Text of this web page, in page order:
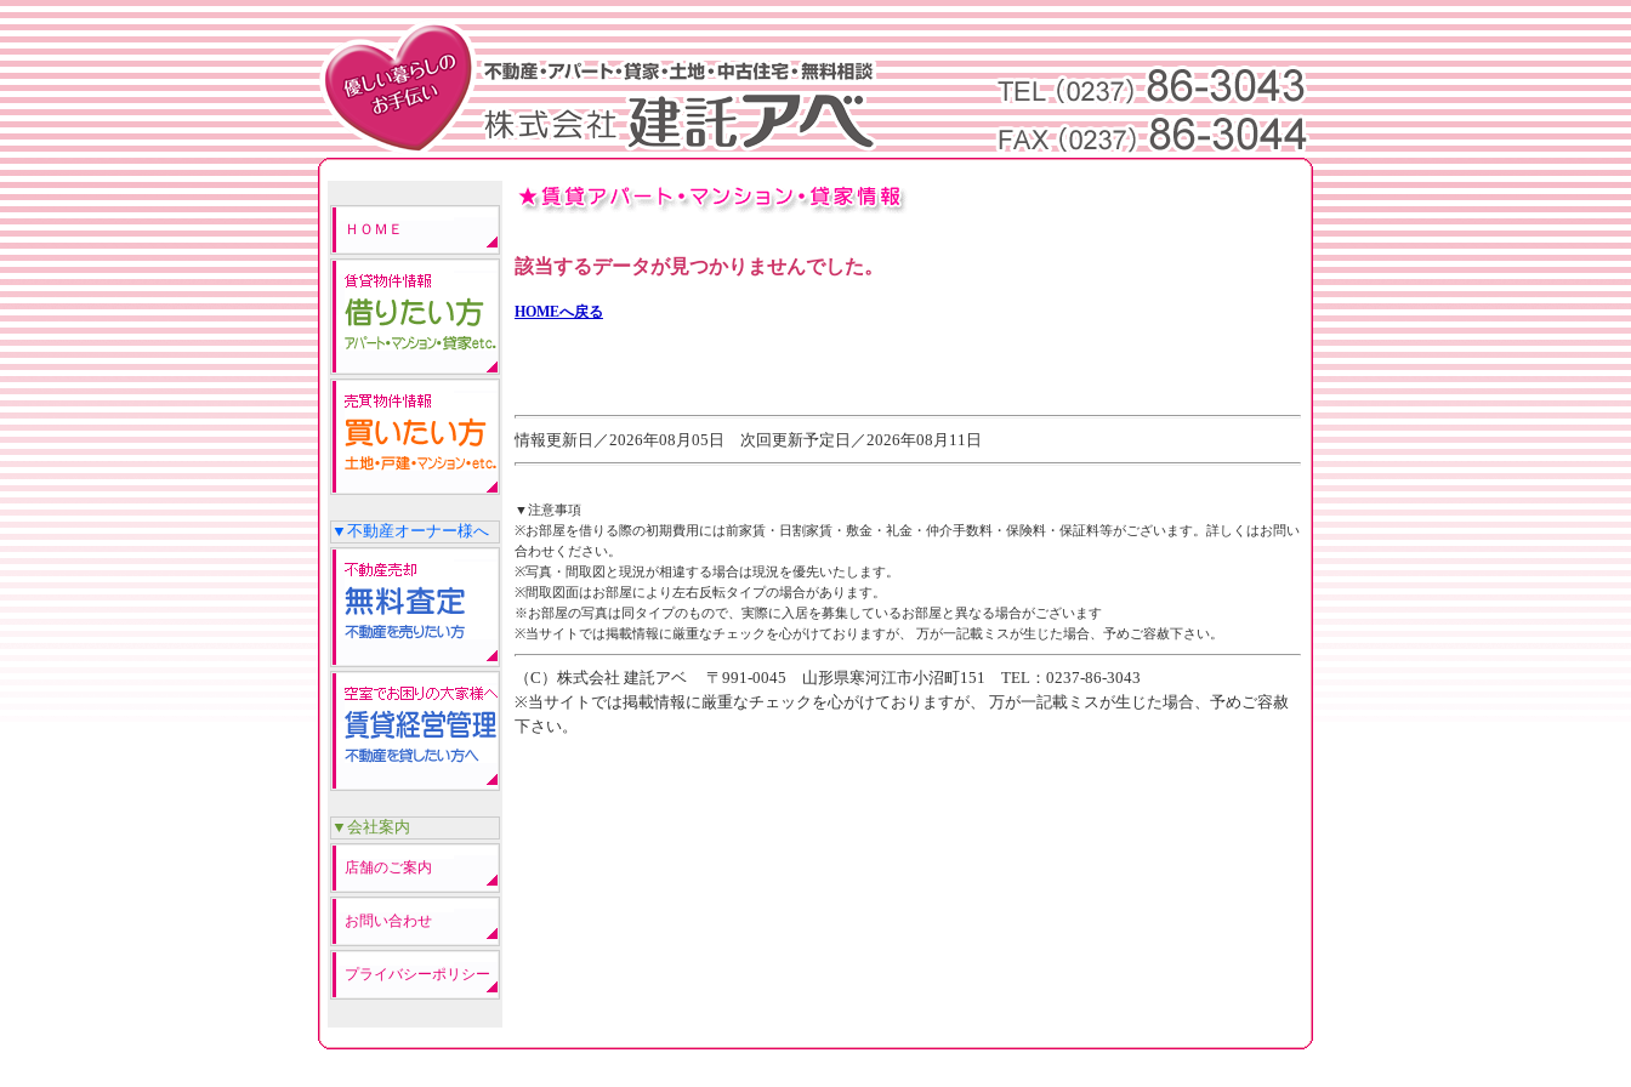
ＨＯＭＥ
▼不動産オーナー様へ
▼会社案内
店舗のご案内
お問い合わせ
プライバシーポリシー
該当するデータが見つかりませんでした。
HOMEへ戻る
情報更新日／2026年08月05日 次回更新予定日／2026年08月11日
▼注意事項
※お部屋を借りる際の初期費用には前家賃・日割家賃・敷金・礼金・仲介手数料・保険料・保証料等がございます。詳しくはお問い
合わせください。
※写真・間取図と現況が相違する場合は現況を優先いたします。
※間取図面はお部屋により左右反転タイプの場合があります。
※お部屋の写真は同タイプのもので、実際に入居を募集しているお部屋と異なる場合がございます
※当サイトでは掲載情報に厳重なチェックを心がけておりますが、 万が一記載ミスが生じた場合、予めご容赦下さい。
（C）株式会社 建託アベ 〒991-0045 山形県寒河江市小沼町151 TEL：0237-86-3043
※当サイトでは掲載情報に厳重なチェックを心がけておりますが、 万が一記載ミスが生じた場合、予めご容赦
下さい。